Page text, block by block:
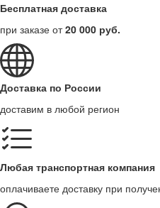
Бесплатная доставка
при заказе от20 000 руб.
Доставка по России
доставим в любой регион
Любая транспортная компания
оплачиваете доставку при